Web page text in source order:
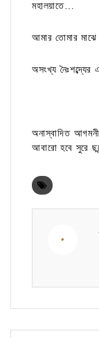
মহালয়াতে…
আমার তোমার মাঝে
অসংখ্য
অনাস্বাদিত
আবারো হবে সুরে